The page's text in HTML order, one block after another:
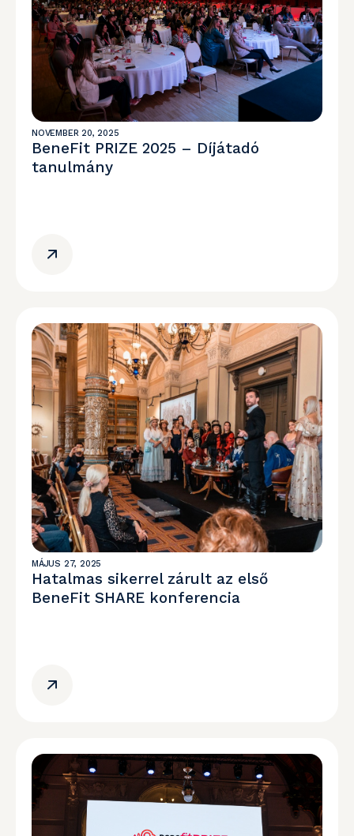
NOVEMBER 20, 2025
BeneFit PRIZE 2025 – Díjátadó
tanulmány
MÁJUS 27, 2025
Hatalmas sikerrel zárult az első
BeneFit SHARE konferencia